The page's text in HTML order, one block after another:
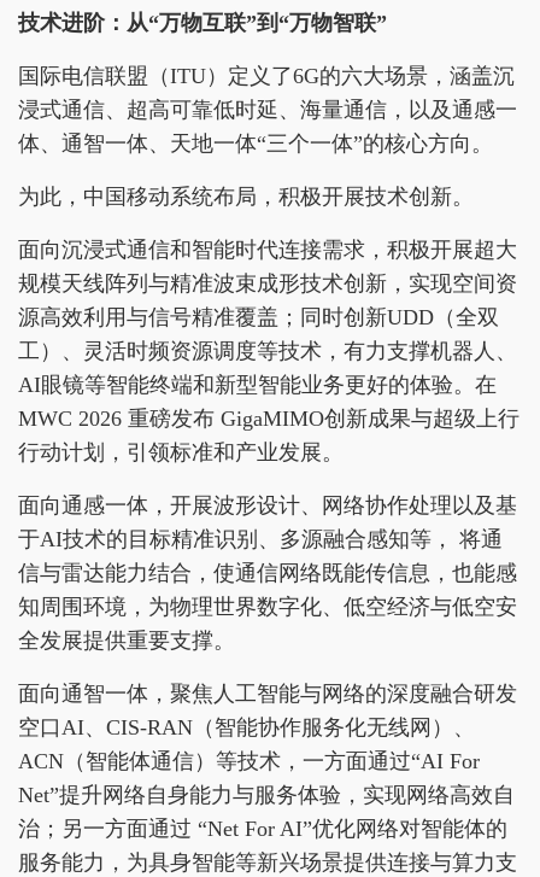
技术进阶：从“万物互联”到 “万物智联”
国际电信联盟（ITU）定义了6G的六大场景，涵盖沉
浸式通信、超高可靠低时延、海量通信，以及通感一
体、通智一体、天地一体“三个一体”的核心方向。
为此，中国移动系统布局，积极开展技术创新。
面向沉浸式通信和智能时代连接需求，积极开展超大
规模天线阵列与精准波束成形技术创新，实现空间资
源高效利用与信号精准覆盖；同时创新UDD（全双
工）、灵活时频资源调度等技术，有力支撑机器人、
AI眼镜等智能终端和新型智能业务更好的体验。在
MWC 2026 重磅发布 GigaMIMO创新成果与超级上行
行动计划，引领标准和产业发展。
面向通感一体，开展波形设计、网络协作处理以及基
于AI技术的目标精准识别、多源融合感知等， 将通
信与雷达能力结合，使通信网络既能传信息，也能感
知周围环境，为物理世界数字化、低空经济与低空安
全发展提供重要支撑。
面向通智一体，聚焦人工智能与网络的深度融合研发
空口AI、CIS-RAN（智能协作服务化无线网）、
ACN（智能体通信）等技术，一方面通过“AI For
Net”提升网络自身能力与服务体验，实现网络高效自
治；另一方面通过 “Net For AI”优化网络对智能体的
服务能力，为具身智能等新兴场景提供连接与算力支